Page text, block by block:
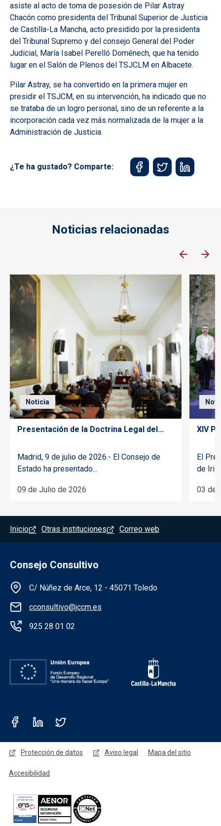
asiste al acto de toma de posesión de Pilar Astray
Chacón como presidenta del Tribunal Superior de Justicia
de Castilla-La Mancha, acto presidido por la presidenta
del Tribunal Supremo y del consejo General del Poder
Judicial, María Isabel Perelló Doménech, que ha tenido
lugar en el Salón de Plenos del TSJCLM en Albacete.
Pilar Astray, se ha convertido en la primera mujer en
presidir el TSJCM, en su intervención, ha indicado que no
se trataba de un logro personal, sino de un referente a la
incorporación cada vez más normalizada de la mujer a la
Administración de Justicia.
¿Te ha gustado? Comparte:
Noticias relacionadas
Noticia
Presentación de la Doctrina Legal del...
Madrid, 9 de julio de 2026.- El Consejo de
Estado ha presentado...
09 de Julio de 2026
XIV
El
de
03 de
Menú del pie
Inicio Otras instituciones Correo web
Consejo Consultivo
Información de la institución
C/ Núñez de Arce, 12 - 45071 Toledo
cconsultivo@jccm.es
925 28 01 02
Redes sociales JCCM
Menú legal
Protección de datos Aviso legal Mapa del sitio
Accesibilidad